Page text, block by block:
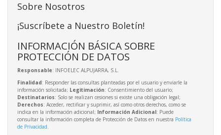
Sobre Nosotros
¡Suscríbete a Nuestro Boletín!
INFORMACIÓN BÁSICA SOBRE
PROTECCIÓN DE DATOS
Responsable: INFOELEC ALPUJARRA, S.L.
Finalidad: Responder las consultas planteadas por el usuario y enviarle la
información solicitada; Legitimación: Consentimiento del usuario;
Destinatarios: Solo se realizan cesiones si existe una obligación legal;
Derechos: Acceder, rectificar y suprimir, así como otros derechos, como se
indica en la información adicional; Información Adicional: Puede
consultar la información completa de Protección de Datos en nuestra Política
de Privacidad.